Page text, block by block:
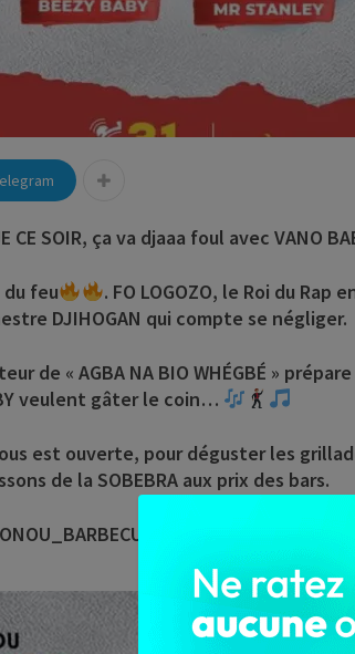
CE SOIR, ça va djaaa foul avec VANO
du feu
. FO LOGOZO, le Roi du Rap
DJIHOGAN qui compte se négliger.
de « AGBA NA BIO WHÉGBÉ »
veulent gâter le coin…
est ouverte, pour déguster les
de la SOBEBRA aux prix des bars.